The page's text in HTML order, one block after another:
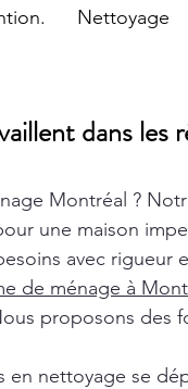
Nettoyage
dans
Montréal ?
une maison
avec rigueur
de ménage à
proposons des
en nettoyage se